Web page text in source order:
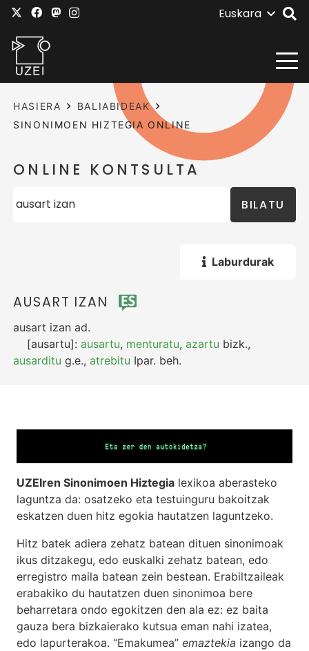
Euskara
HASIERA
BALIABIDEAK
SINONIMOEN HIZTEGIA ONLINE
ONLINE KONTSULTA
BILATU
Laburdurak
AUSART IZAN
ausart izan ad.
[ausartu]:ausartu, menturatu,azartu bizk.,
ausarditu g.e.,atrebitu Ipar. beh.
UZEIren Sinonimoen Hiztegia lexikoa aberasteko
laguntza da: osatzeko eta testuinguru bakoitzak
eskatzen duen hitz egokia hautatzen laguntzeko.
Hitz batek adiera zehatz batean dituen sinonimoak
ikus ditzakegu, edo euskalki zehatz batean, edo
erregistro maila batean zein bestean. Erabiltzaileak
erabakiko du hautatzen duen sinonimoa bere
beharretara ondo egokitzen den ala ez: ez baita
gauza bera bizkaierako kutsua eman nahi izatea,
edo lapurterakoa. “Emakumea” emaztekia izango da